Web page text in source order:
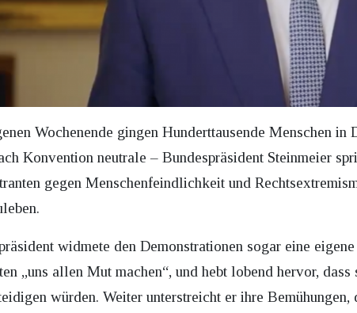
Wochenende gingen Hunderttausende Menschen in
Konvention neutrale – Bundespräsident Steinmeier
gegen Menschenfeindlichkeit und
widmete den Demonstrationen sogar eine
„uns allen Mut machen“, und hebt lobend hervor,
würden. Weiter unterstreicht er ihre